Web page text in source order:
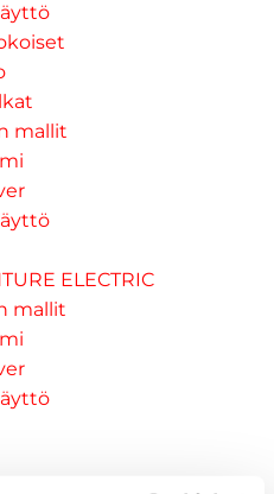
mallit
ELECTRIC
mallit